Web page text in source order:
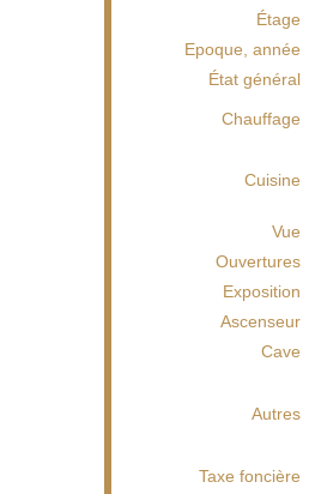
Étage
Epoque, année
État général
Chauffage
Cuisine
Vue
Ouvertures
Exposition
Ascenseur
Cave
Autres
Taxe foncière